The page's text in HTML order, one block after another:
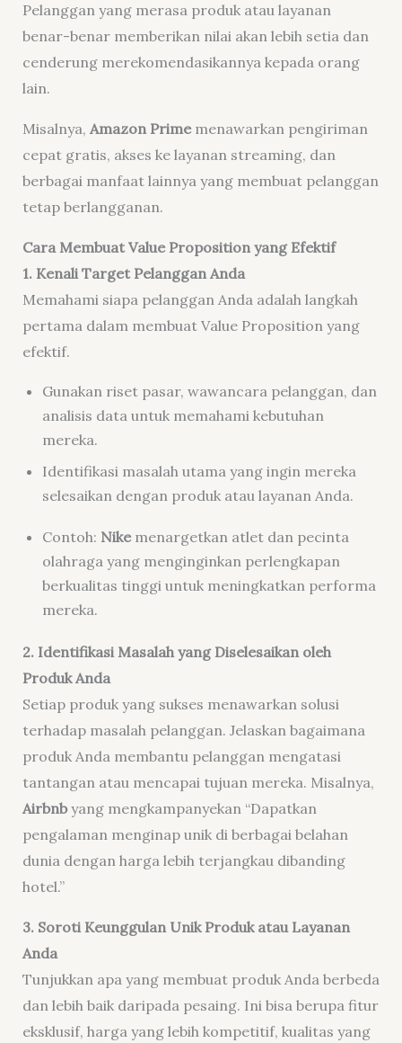
Pelanggan yang merasa produk atau layanan
benar-benar memberikan nilai akan lebih setia dan
cenderung merekomendasikannya kepada orang
lain.
Misalnya, Amazon Primemenawarkan pengiriman
cepat gratis, akses ke layanan streaming, dan
berbagai manfaat lainnya yang membuat pelanggan
tetap berlangganan.
Cara Membuat Value Proposition yang Efektif
1. Kenali Target Pelanggan Anda
Memahami siapa pelanggan Anda adalah langkah
pertama dalam membuat Value Proposition yang
efektif.
Gunakan riset pasar, wawancara pelanggan, dan
analisis data untuk memahami kebutuhan
mereka.
Identifikasi masalah utama yang ingin mereka
selesaikan dengan produk atau layanan Anda.
Contoh: Nikemenargetkan atlet dan pecinta
olahraga yang menginginkan perlengkapan
berkualitas tinggi untuk meningkatkan performa
mereka.
2. Identifikasi Masalah yang Diselesaikan oleh
Produk Anda
Setiap produk yang sukses menawarkan solusi
terhadap masalah pelanggan. Jelaskan bagaimana
produk Anda membantu pelanggan mengatasi
tantangan atau mencapai tujuan mereka. Misalnya,
Airbnbyang mengkampanyekan “Dapatkan
pengalaman menginap unik di berbagai belahan
dunia dengan harga lebih terjangkau dibanding
hotel.”
3. Soroti Keunggulan Unik Produk atau Layanan
Anda
Tunjukkan apa yang membuat produk Anda berbeda
dan lebih baik daripada pesaing. Ini bisa berupa fitur
eksklusif, harga yang lebih kompetitif, kualitas yang